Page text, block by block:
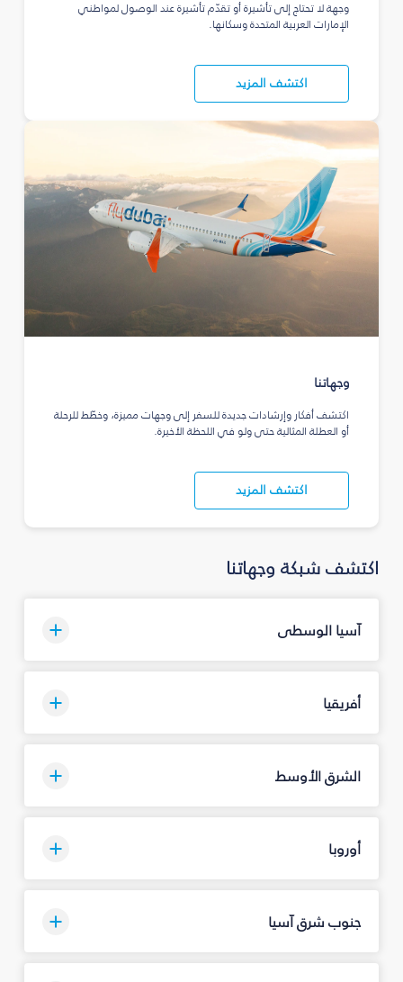
وجهة لا تحتاج إلى تأشيرة أو تقدّم تأشيرة عند الوصول لمواطني
الإمارات العربية المتحدة وسكانها.
اكتشف المزيد
وجهاتنا
اكتشف أفكار وإرشادات جديدة للسفر إلى وجهات مميزة، وخطّط للرحلة
أو العطلة المثالية حتى ولو في اللحظة الأخيرة.
اكتشف المزيد
اكتشف شبكة وجهاتنا
آسيا الوسطى
أفريقيا
الشرق الأوسط
أوروبا
جنوب شرق آسيا